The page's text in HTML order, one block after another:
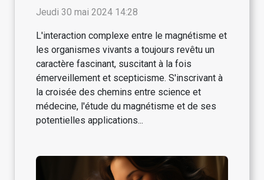
magnétisme et son interaction
conventionnels
Jeudi 30 mai 2024 14:28
L'interaction complexe entre le magnétisme et
les organismes vivants a toujours revêtu un
caractère fascinant, suscitant à la fois
émerveillement et scepticisme. S'inscrivant à
la croisée des chemins entre science et
médecine, l'étude du magnétisme et de ses
potentielles applications...